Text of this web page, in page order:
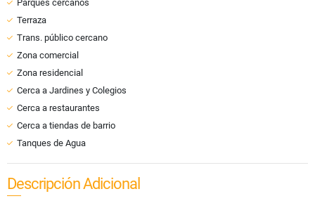
Parques cercanos
Terraza
Trans. público cercano
Zona comercial
Zona residencial
Cerca a Jardines y Colegios
Cerca a restaurantes
Cerca a tiendas de barrio
Tanques de Agua
Descripción Adicional